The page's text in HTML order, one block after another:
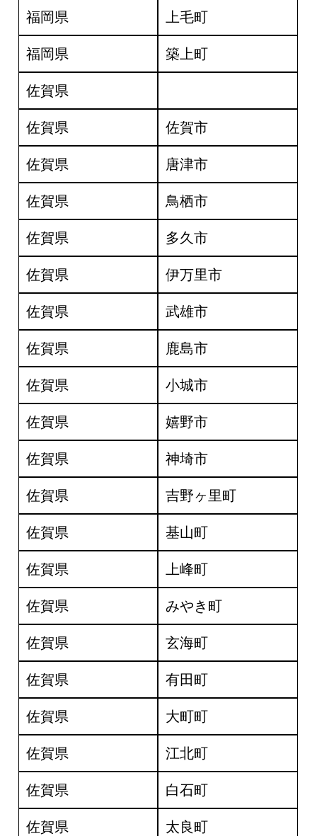
福岡県 上毛町
福岡県 築上町
佐賀県
佐賀県 佐賀市
佐賀県 唐津市
佐賀県 鳥栖市
佐賀県 多久市
佐賀県 伊万里市
佐賀県 武雄市
佐賀県 鹿島市
佐賀県 小城市
佐賀県 嬉野市
佐賀県 神埼市
佐賀県 吉野ヶ里町
佐賀県 基山町
佐賀県 上峰町
佐賀県 みやき町
佐賀県 玄海町
佐賀県 有田町
佐賀県 大町町
佐賀県 江北町
佐賀県 白石町
佐賀県 太良町